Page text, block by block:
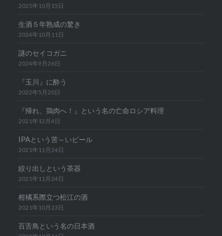
2025年10月15日
生酒５年熟成の驚き
2024年10月11日
謎のセイコガニ
2024年9月26日
『玉川』に酔う
2022年5月20日
『帰れ、鶏肉へ！』という名の亡命ロシア料理
2021年12月4日
IPAという苦～いビール
2021年11月24日
絞り出しという茶器
2021年11月24日
柑橘系際立つ松江の酒
2021年10月23日
百舌鳥という名の日本酒